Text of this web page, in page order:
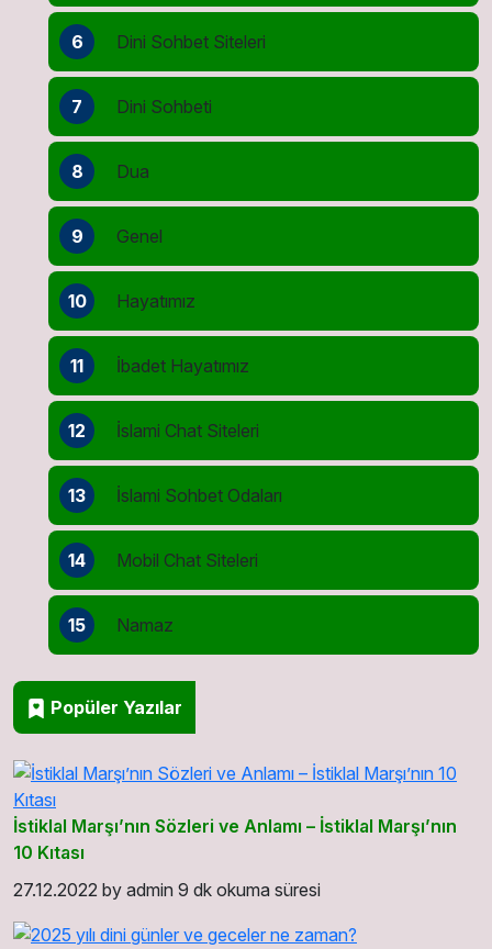
6 Dini Sohbet Siteleri
7 Dini Sohbeti
8 Dua
9 Genel
10 Hayatımız
11 İbadet Hayatımız
12 İslami Chat Siteleri
13 İslami Sohbet Odaları
14 Mobil Chat Siteleri
15 Namaz
Popüler Yazılar
İstiklal Marşı’nın Sözleri ve Anlamı – İstiklal Marşı’nın
10 Kıtası
27.12.2022 by admin 9 dk okuma süresi